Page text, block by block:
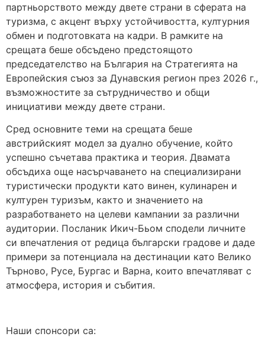
партньорството между двете страни в сферата на
туризма, с акцент върху устойчивостта, културния
обмен и подготовката на кадри. В рамките на
срещата беше обсъдено предстоящото
председателство на България на Стратегията на
Европейския съюз за Дунавския регион през 2026 г.,
възможностите за сътрудничество и общи
инициативи между двете страни.
Сред основните теми на срещата беше
австрийският модел за дуално обучение, който
успешно съчетава практика и теория. Двамата
обсъдиха още насърчаването на специализирани
туристически продукти като винен, кулинарен и
културен туризъм, както и значението на
разработването на целеви кампании за различни
аудитории. Посланик Икич-Бьом сподели личните
си впечатления от редица български градове и даде
примери за потенциала на дестинации като Велико
Търново, Русе, Бургас и Варна, които впечатляват с
атмосфера, история и събития.
Наши спонсори са: